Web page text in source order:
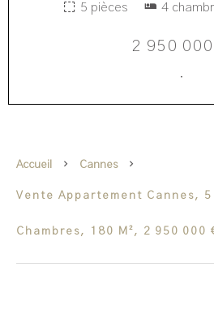
5 pièces 4
2 950
·
Accueil Cannes
Vente Appartement Cannes,
Chambres, 180 M², 2 950 000